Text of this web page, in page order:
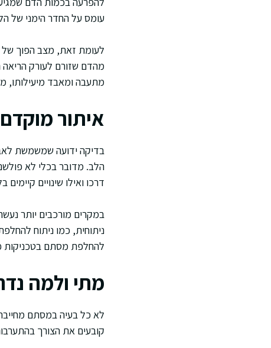
עומס על החדר הימני של
מהדם שזורם לעורק הריאה
מתעבה ומאבד מיעילותו,
איתור
הלב. מדובר בכלי לא
דרכו ואילו שינויים קיימים
ניתוחית, כמו ניתוח
להחלפת מסתם בטכניקות
מתי ולמה
לא כל בעיה במסתם
קובעים את הצורך